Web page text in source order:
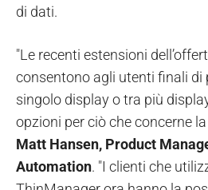
di dati.
"Le recenti estensioni
consentono agli utenti finali di
singolo display o tra più
opzioni per ciò che concerne
Matt Hansen, Product
Automation. "I clienti che